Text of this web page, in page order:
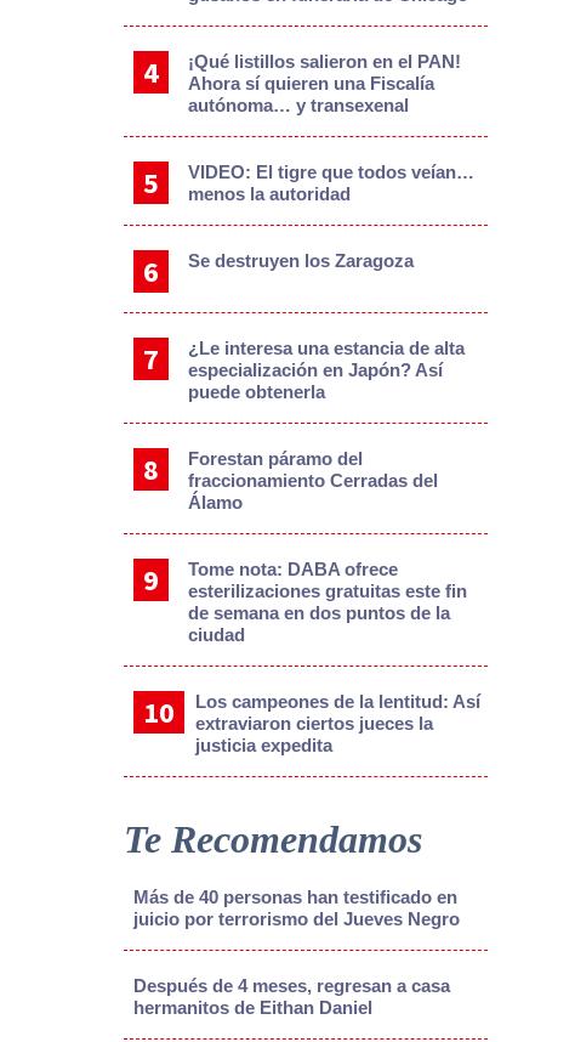
¡Qué listillos salieron en el PAN!
Ahora sí quieren una Fiscalía
autónoma… y transexenal
VIDEO: El tigre que todos veían…
menos la autoridad
Se destruyen los Zaragoza
¿Le interesa una estancia de alta
especialización en Japón? Así
puede obtenerla
Forestan páramo del
fraccionamiento Cerradas del
Álamo
Tome nota: DABA ofrece
esterilizaciones gratuitas este fin
de semana en dos puntos de la
ciudad
Los campeones de la lentitud: Así
extraviaron ciertos jueces la
justicia expedita
Te Recomendamos
Más de 40 personas han testificado en
juicio por terrorismo del Jueves Negro
Después de 4 meses, regresan a casa
hermanitos de Eithan Daniel